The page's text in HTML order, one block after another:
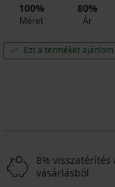
100%
Méret
80%
Ár
Ezt a terméket ajánlom
8% visszatérítés
vásárlásból